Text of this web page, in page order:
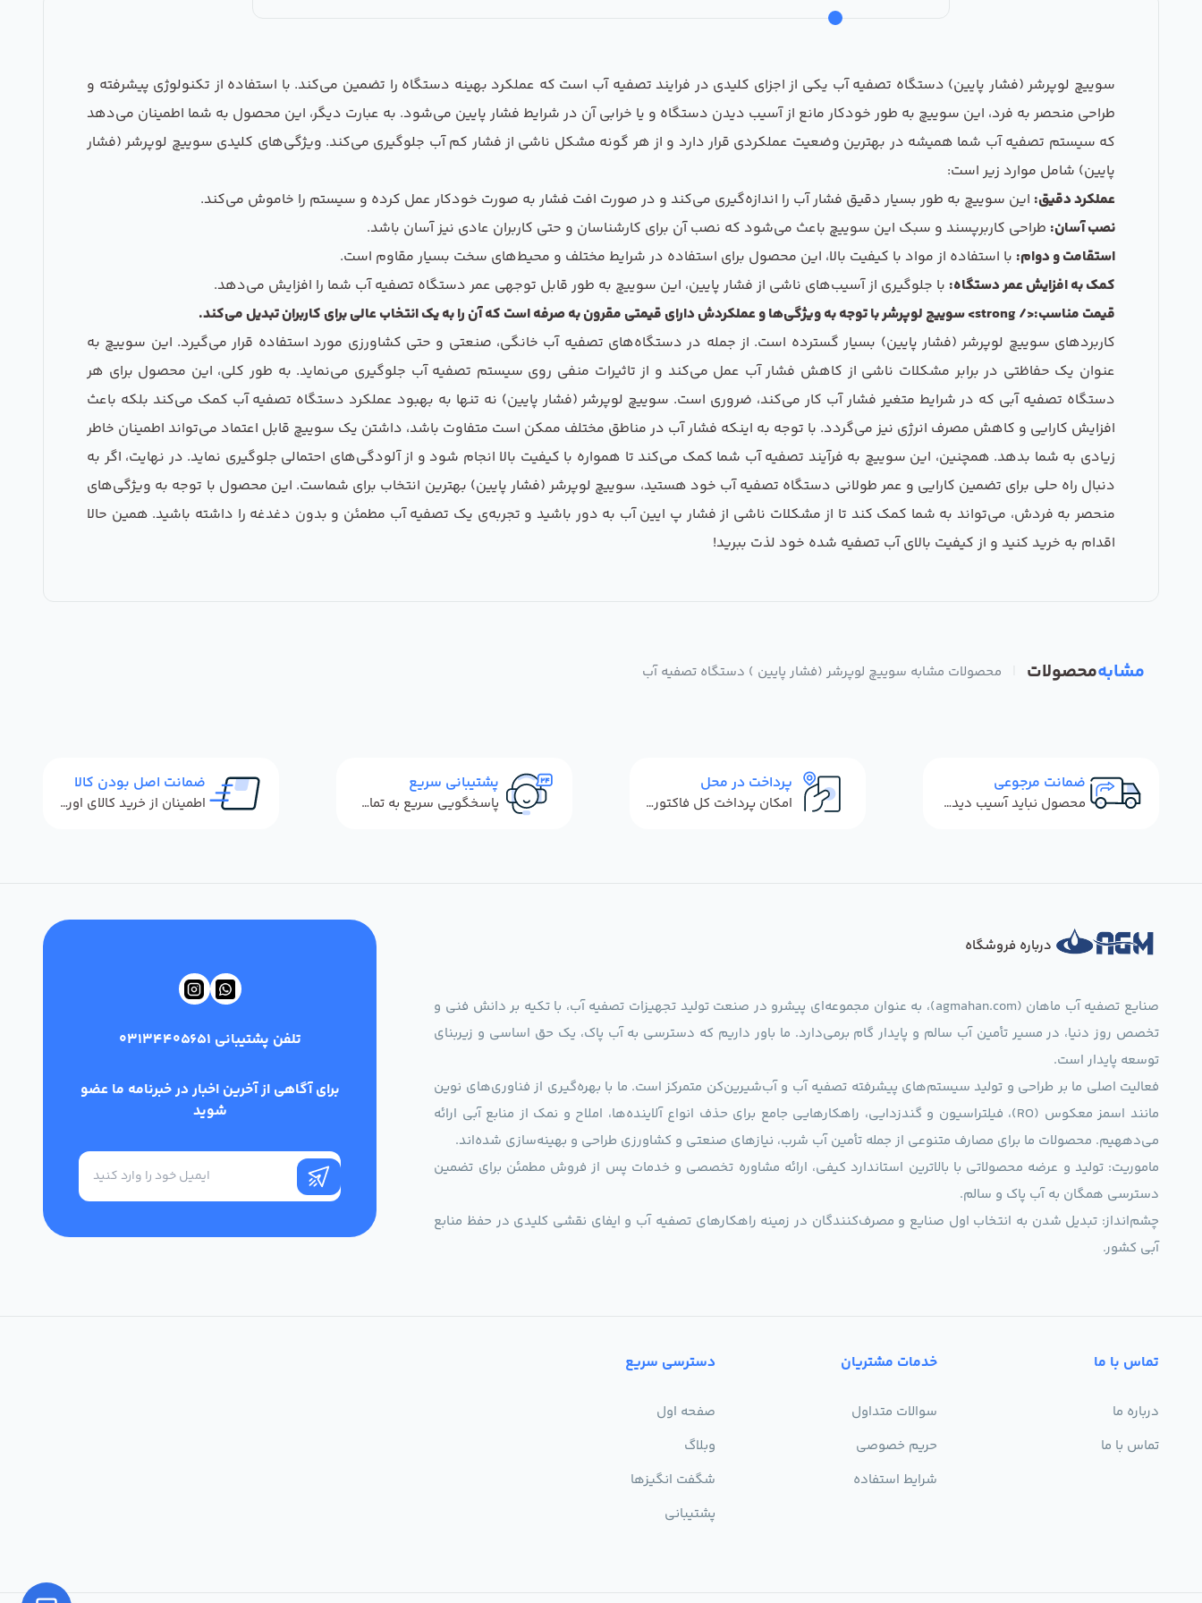
سوییچ لوپرشر (فشار پایین) دستگاه تصفیه آب یکی از اجزای کلیدی در فرایند تصفیه آب است که عملکرد بهینه دستگاه را تضمین می‌کند. با استفاده از تکنولوژی پیشرفته و
طراحی منحصر به فرد، این سوییچ به طور خودکار مانع از آسیب دیدن دستگاه و یا خرابی آن در شرایط فشار پایین می‌شود. به عبارت دیگر، این محصول به شما اطمینان می‌دهد
که سیستم تصفیه آب شما همیشه در بهترین وضعیت عملکردی قرار دارد و از هر گونه مشکل ناشی از فشار کم آب جلوگیری می‌کند. ویژگی‌های کلیدی سوییچ لوپرشر (فشار
پایین) شامل موارد زیر است:
عملکرد دقیق: این سوییچ به طور بسیار دقیق فشار آب را اندازه‌گیری می‌کند و در صورت افت فشار به صورت خودکار عمل کرده و سیستم را خاموش می‌کند.
نصب آسان: طراحی کاربرپسند و سبک این سوییچ باعث می‌شود که نصب آن برای کارشناسان و حتی کاربران عادی نیز آسان باشد.
استقامت و دوام: با استفاده از مواد با کیفیت بالا، این محصول برای استفاده در شرایط مختلف و محیط‌های سخت بسیار مقاوم است.
کمک به افزایش عمر دستگاه: با جلوگیری از آسیب‌های ناشی از فشار پایین، این سوییچ به طور قابل توجهی عمر دستگاه تصفیه آب شما را افزایش می‌دهد.
قیمت مناسب:</ strong> سوییچ لوپرشر با توجه به ویژگی‌ها و عملکردش دارای قیمتی مقرون به صرفه است که آن را به یک انتخاب عالی برای کاربران تبدیل می‌کند.
کاربردهای سوییچ لوپرشر (فشار پایین) بسیار گسترده است. از جمله در دستگاه‌های تصفیه آب خانگی، صنعتی و حتی کشاورزی مورد استفاده قرار می‌گیرد. این سوییچ به
عنوان یک حفاظتی در برابر مشکلات ناشی از کاهش فشار آب عمل می‌کند و از تاثیرات منفی روی سیستم تصفیه آب جلوگیری می‌نماید. به طور کلی، این محصول برای هر
دستگاه تصفیه آبی که در شرایط متغیر فشار آب کار می‌کند، ضروری است. سوییچ لوپرشر (فشار پایین) نه تنها به بهبود عملکرد دستگاه تصفیه آب کمک می‌کند بلکه باعث
افزایش کارایی و کاهش مصرف انرژی نیز می‌گردد. با توجه به اینکه فشار آب در مناطق مختلف ممکن است متفاوت باشد، داشتن یک سوییچ قابل اعتماد می‌تواند اطمینان خاطر
زیادی به شما بدهد. همچنین، این سوییچ به فرآیند تصفیه آب شما کمک می‌کند تا همواره با کیفیت بالا انجام شود و از آلودگی‌های احتمالی جلوگیری نماید. در نهایت، اگر به
دنبال راه حلی برای تضمین کارایی و عمر طولانی دستگاه تصفیه آب خود هستید، سوییچ لوپرشر (فشار پایین) بهترین انتخاب برای شماست. این محصول با توجه به ویژگی‌های
منحصر به فردش، می‌تواند به شما کمک کند تا از مشکلات ناشی از فشار پ ایین آب به دور باشید و تجربه‌ی یک تصفیه آب مطمئن و بدون دغدغه را داشته باشید. همین حالا
اقدام به خرید کنید و از کیفیت بالای آب تصفیه شده خود لذت ببرید!
مشابهمحصولات محصولات مشابه سوییچ لوپرشر (فشار پایین ) دستگاه تصفیه آب
ضمانت مرجوعی
محصول نباید آسیب دیده باشد
پرداخت در محل
امکان پرداخت کل فاکتور در محل
پشتیبانی سریع
پاسخگویی سریع به تماس‌ها و پیام‌ها
ضمانت اصل بودن کالا
اطمینان از خرید کالای اورجینال
درباره فروشگاه
صنایع تصفیه آب ماهان (agmahan.com)، به عنوان مجموعه‌ای پیشرو در صنعت تولید تجهیزات تصفیه آب، با تکیه بر دانش فنی و
تخصص روز دنیا، در مسیر تأمین آب سالم و پایدار گام برمی‌دارد. ما باور داریم که دسترسی به آب پاک، یک حق اساسی و زیربنای
توسعه پایدار است.
فعالیت اصلی ما بر طراحی و تولید سیستم‌های پیشرفته تصفیه آب و آب‌شیرین‌کن متمرکز است. ما با بهره‌گیری از فناوری‌های نوین
مانند اسمز معکوس (RO)، فیلتراسیون و گندزدایی، راهکارهایی جامع برای حذف انواع آلاینده‌ها، املاح و نمک از منابع آبی ارائه
می‌دههیم. محصولات ما برای مصارف متنوعی از جمله تأمین آب شرب، نیازهای صنعتی و کشاورزی طراحی و بهینه‌سازی شده‌اند.
ماموریت: تولید و عرضه محصولاتی با بالاترین استاندارد کیفی، ارائه مشاوره تخصصی و خدمات پس از فروش مطمئن برای تضمین
دسترسی همگان به آب پاک و سالم.
چشم‌انداز: تبدیل شدن به انتخاب اول صنایع و مصرف‌کنندگان در زمینه راهکارهای تصفیه آب و ایفای نقشی کلیدی در حفظ منابع
آبی کشور.
تلفن پشتیبانی 03134405651
برای آگاهی از آخرین اخبار در خبرنامه ما عضو
شوید
تماس با ما
درباره ما
تماس با ما
خدمات مشتریان
سوالات متداول
حریم خصوصی
شرایط استفاده
دسترسی سریع
صفحه اول
وبلاگ
شگفت انگیزها
پشتیبانی